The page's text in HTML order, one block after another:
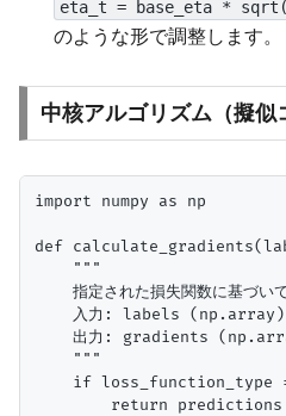
eta_t = base_eta *
のような形で調整します。
中核アルゴリズム（擬似
import numpy as np
def
    """
指定された損失関数に基づい
入力: labels
出力: gradients
    """
if loss_function_type
return predictions